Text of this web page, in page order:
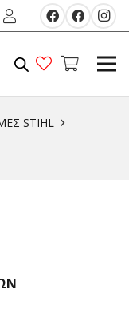
STIHL